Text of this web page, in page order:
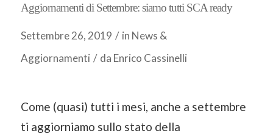
Aggiornamenti di Settembre: siamo tutti SCA ready
Settembre 26, 2019 / in News &
Aggiornamenti / da Enrico Cassinelli
Come (quasi) tutti i mesi, anche a settembre
ti aggiorniamo sullo stato della